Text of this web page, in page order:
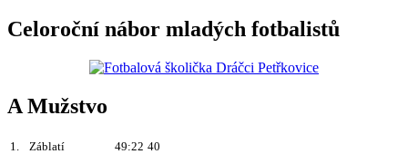
Celoroční nábor mladých fotbalistů
A Mužstvo
1. Záblatí 49:22 40